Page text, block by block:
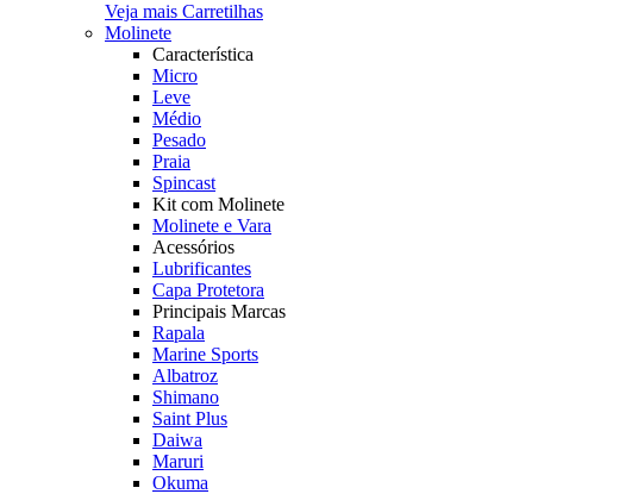
Veja mais Carretilhas
Molinete
Característica
Micro
Leve
Médio
Pesado
Praia
Spincast
Kit com Molinete
Molinete e Vara
Acessórios
Lubrificantes
Capa Protetora
Principais Marcas
Rapala
Marine Sports
Albatroz
Shimano
Saint Plus
Daiwa
Maruri
Okuma